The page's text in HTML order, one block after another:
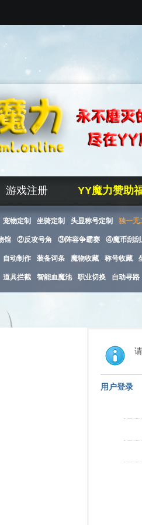
游戏注册 YY魔力赞助
宠物定制 坐骑定制 头显称号定制 独一无
馆 ②反攻号角 ③阵容争霸赛 ④魔币刮刮
自动制作 装备词条 魔物收藏 称号收藏
道具拦截 智能血魔池 职业切换 自动寻路
用户登录